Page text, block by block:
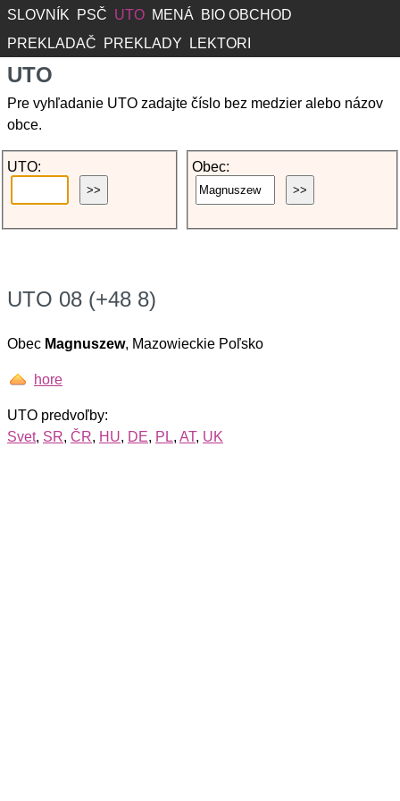
SLOVNÍK PSČ UTO MENÁ
BIO OBCHOD
PREKLADAČ
PREKLADY LEKTORI
UTO
Pre vyhľadanie UTO zadajte číslo bez medzier alebo názov
obce.
UTO: Obec:
UTO 08 (+48 8)
Obec Magnuszew, Mazowieckie Poľsko
hore
UTO predvoľby:
Svet, SR, ČR, HU, DE, PL, AT, UK